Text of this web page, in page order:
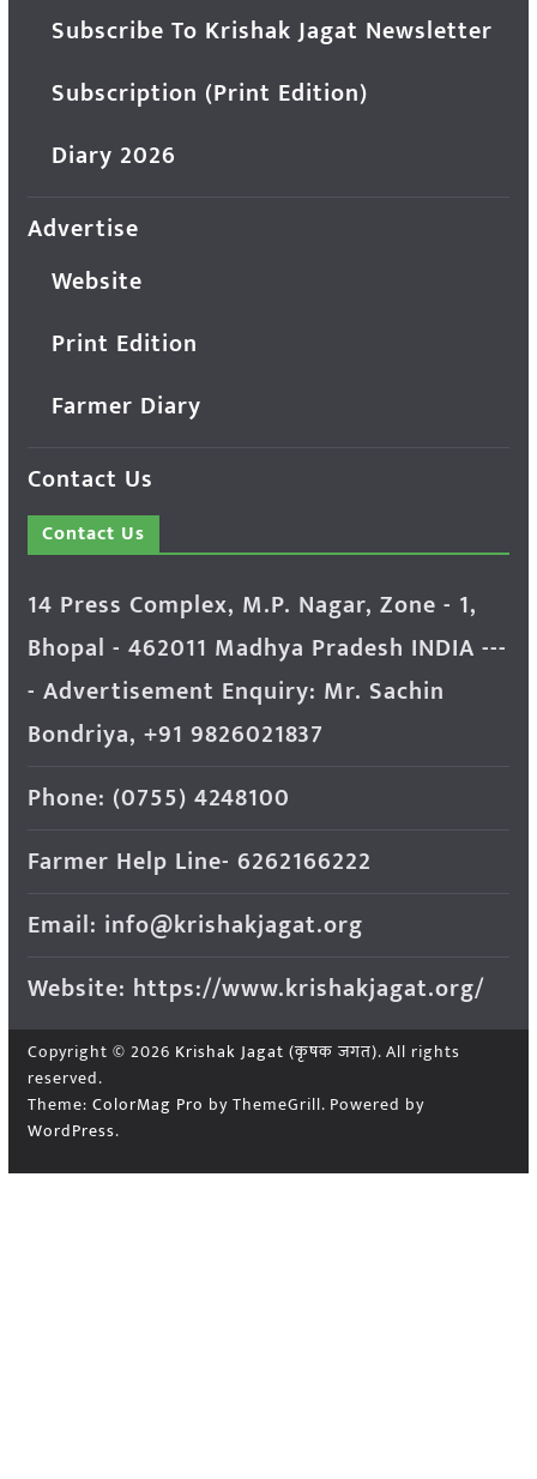
Subscribe To Krishak Jagat Newsletter
Subscription (Print Edition)
Diary 2026
Advertise
Website
Print Edition
Farmer Diary
Contact Us
Contact Us
14 Press Complex, M.P. Nagar, Zone - 1,
Bhopal - 462011 Madhya Pradesh INDIA ---
- Advertisement Enquiry: Mr. Sachin
Bondriya, +91 9826021837
Phone: (0755) 4248100
Farmer Help Line- 6262166222
Email: info@krishakjagat.org
Website: https://www.krishakjagat.org/
Copyright © 2026 Krishak Jagat (कृषक जगत). All rights
reserved.
Theme: ColorMag Pro by ThemeGrill. Powered by
WordPress.